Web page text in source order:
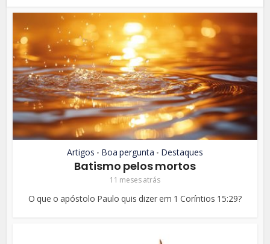
Artigos • Boa pergunta • Destaques
Batismo pelos mortos
11 meses atrás
O que o apóstolo Paulo quis dizer em 1 Coríntios 15:29?